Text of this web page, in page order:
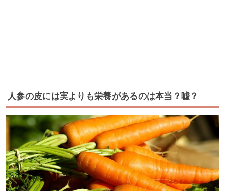
人参の皮には実よりも栄養があるのは本当？嘘？